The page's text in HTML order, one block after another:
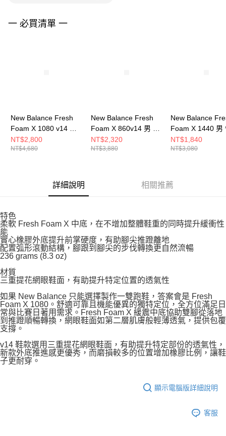
請求用戶進行身份認證。
５．嚴禁一人註冊多個帳號或使用他人資訊註冊。若發現惡意使用之情形，
一 必買清單 一
New Balance Fresh
Foam X 1080 v14 女
慢跑鞋 W1080B14-D
NT$2,800
NT$4,680
New Balance Fresh
Foam X 860v14 男 慢
跑鞋 M860Y14-2E
NT$2,320
NT$3,880
New Balance
Foam X 1440 男
鞋 M1440RC1-
NT$1,840
NT$3,080
詳細說明 相關推薦
特色
柔軟 Fresh Foam X 中底，在不增加整體鞋重的同時提升緩衝性
能
實心橡膠外底提升前掌硬度，有助腳尖推蹬離地
配置弧形滾動結構，腳跟到腳尖的步伐轉換更自然流暢
236 grams (8.3 oz)
材質
三重提花網眼鞋面，有助提升特定位置的透氣性
如果 New Balance 只能選擇製作一雙跑鞋，答案會是 Fresh
Foam X 1080。舒適可靠且機能優異的獨特定位，全方位滿足日
常與比賽日著用需求。Fresh Foam X 緩震中底協助雙腳從落地
到推蹬順暢轉換，網眼鞋面如第二層肌膚般輕薄透氣，提供包覆
支撐。
v14 鞋款選用三重提花網眼鞋面，有助提升特定部份的透氣性，
新款外底推進感更優秀，而磨損較多的位置增加橡膠比例，讓鞋
子更耐穿。
顯示電腦版詳細說明
客服